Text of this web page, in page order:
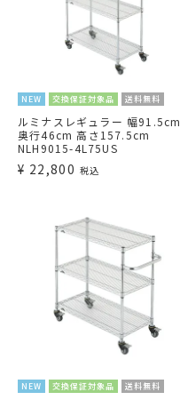
NEW 交換保証対象品 送料無料
ルミナスレギュラー 幅91.5cm
奥行46cm 高さ157.5cm
NLH9015-4L75US
¥ 22,800 税込
NEW 交換保証対象品 送料無料